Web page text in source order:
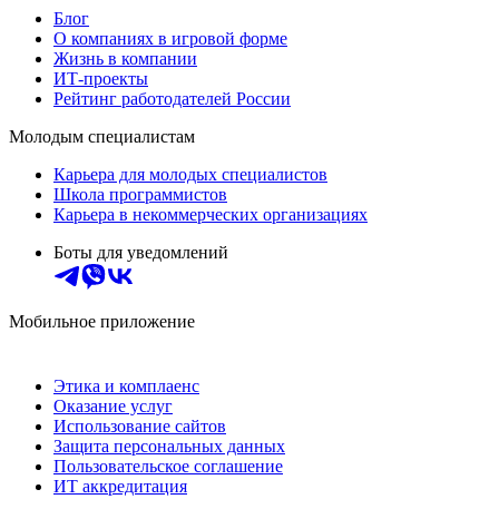
Блог
О компаниях в игровой форме
Жизнь в компании
ИТ-проекты
Рейтинг работодателей России
Молодым специалистам
Карьера для молодых специалистов
Школа программистов
Карьера в некоммерческих организациях
Боты для уведомлений
Мобильное приложение
Этика и комплаенс
Оказание услуг
Использование сайтов
Защита персональных данных
Пользовательское соглашение
ИТ аккредитация